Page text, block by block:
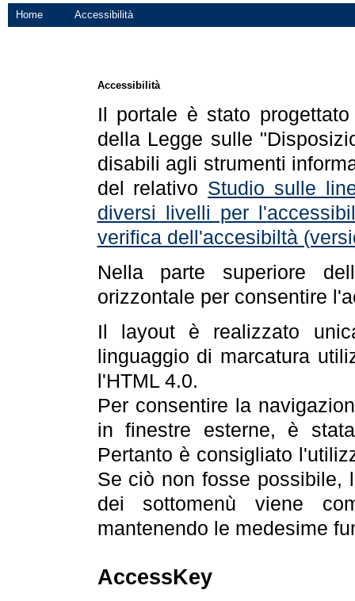
Home Accessibilità
Accessibilità
Il portale è stato
della Legge sulle
disabili agli strumenti
del relativo Studio sulle
diversi livelli per
verifica dell'accesibiltà
Nella parte superiore
orizzontale per consentire
Il layout è realizzato
linguaggio di marcatura
l'HTML 4.0.
Per consentire la
in finestre esterne, è
Pertanto è consigliato
Se ciò non fosse possibile,
dei sottomenù viene
mantenendo le medesime
AccessKey